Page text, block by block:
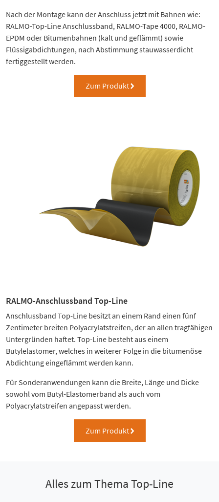
Nach der Montage kann der Anschluss jetzt mit Bahnen wie:
RALMO-Top-Line Anschlussband, RALMO-Tape 4000, RALMO-
EPDM oder Bitumenbahnen (kalt und geflämmt) sowie
Flüssigabdichtungen, nach Abstimmung stauwasserdicht
fertiggestellt werden.
Zum Produktright
RALMO-Anschlussband Top-Line
Anschlussband Top-Line besitzt an einem Rand einen fünf
Zentimeter breiten Polyacrylatstreifen, der an allen tragfähigen
Untergründen haftet. Top-Line besteht aus einem
Butylelastomer, welches in weiterer Folge in die bitumenöse
Abdichtung eingeflämmt werden kann.
Für Sonderanwendungen kann die Breite, Länge und Dicke
sowohl vom Butyl-Elastomerband als auch vom
Polyacrylatstreifen angepasst werden.
Zum Produktright
Alles zum Thema Top-Line